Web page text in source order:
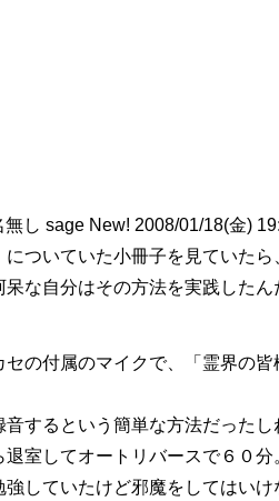
し sage New! 2008/01/18(金)
ついていた小冊子を見ていた
な自分はその方法を実践したん
の付属のマイクで、「霊界の
するという簡単な方法だったし
室してオートリバースで６０分
していたけど邪魔をしてはいけ